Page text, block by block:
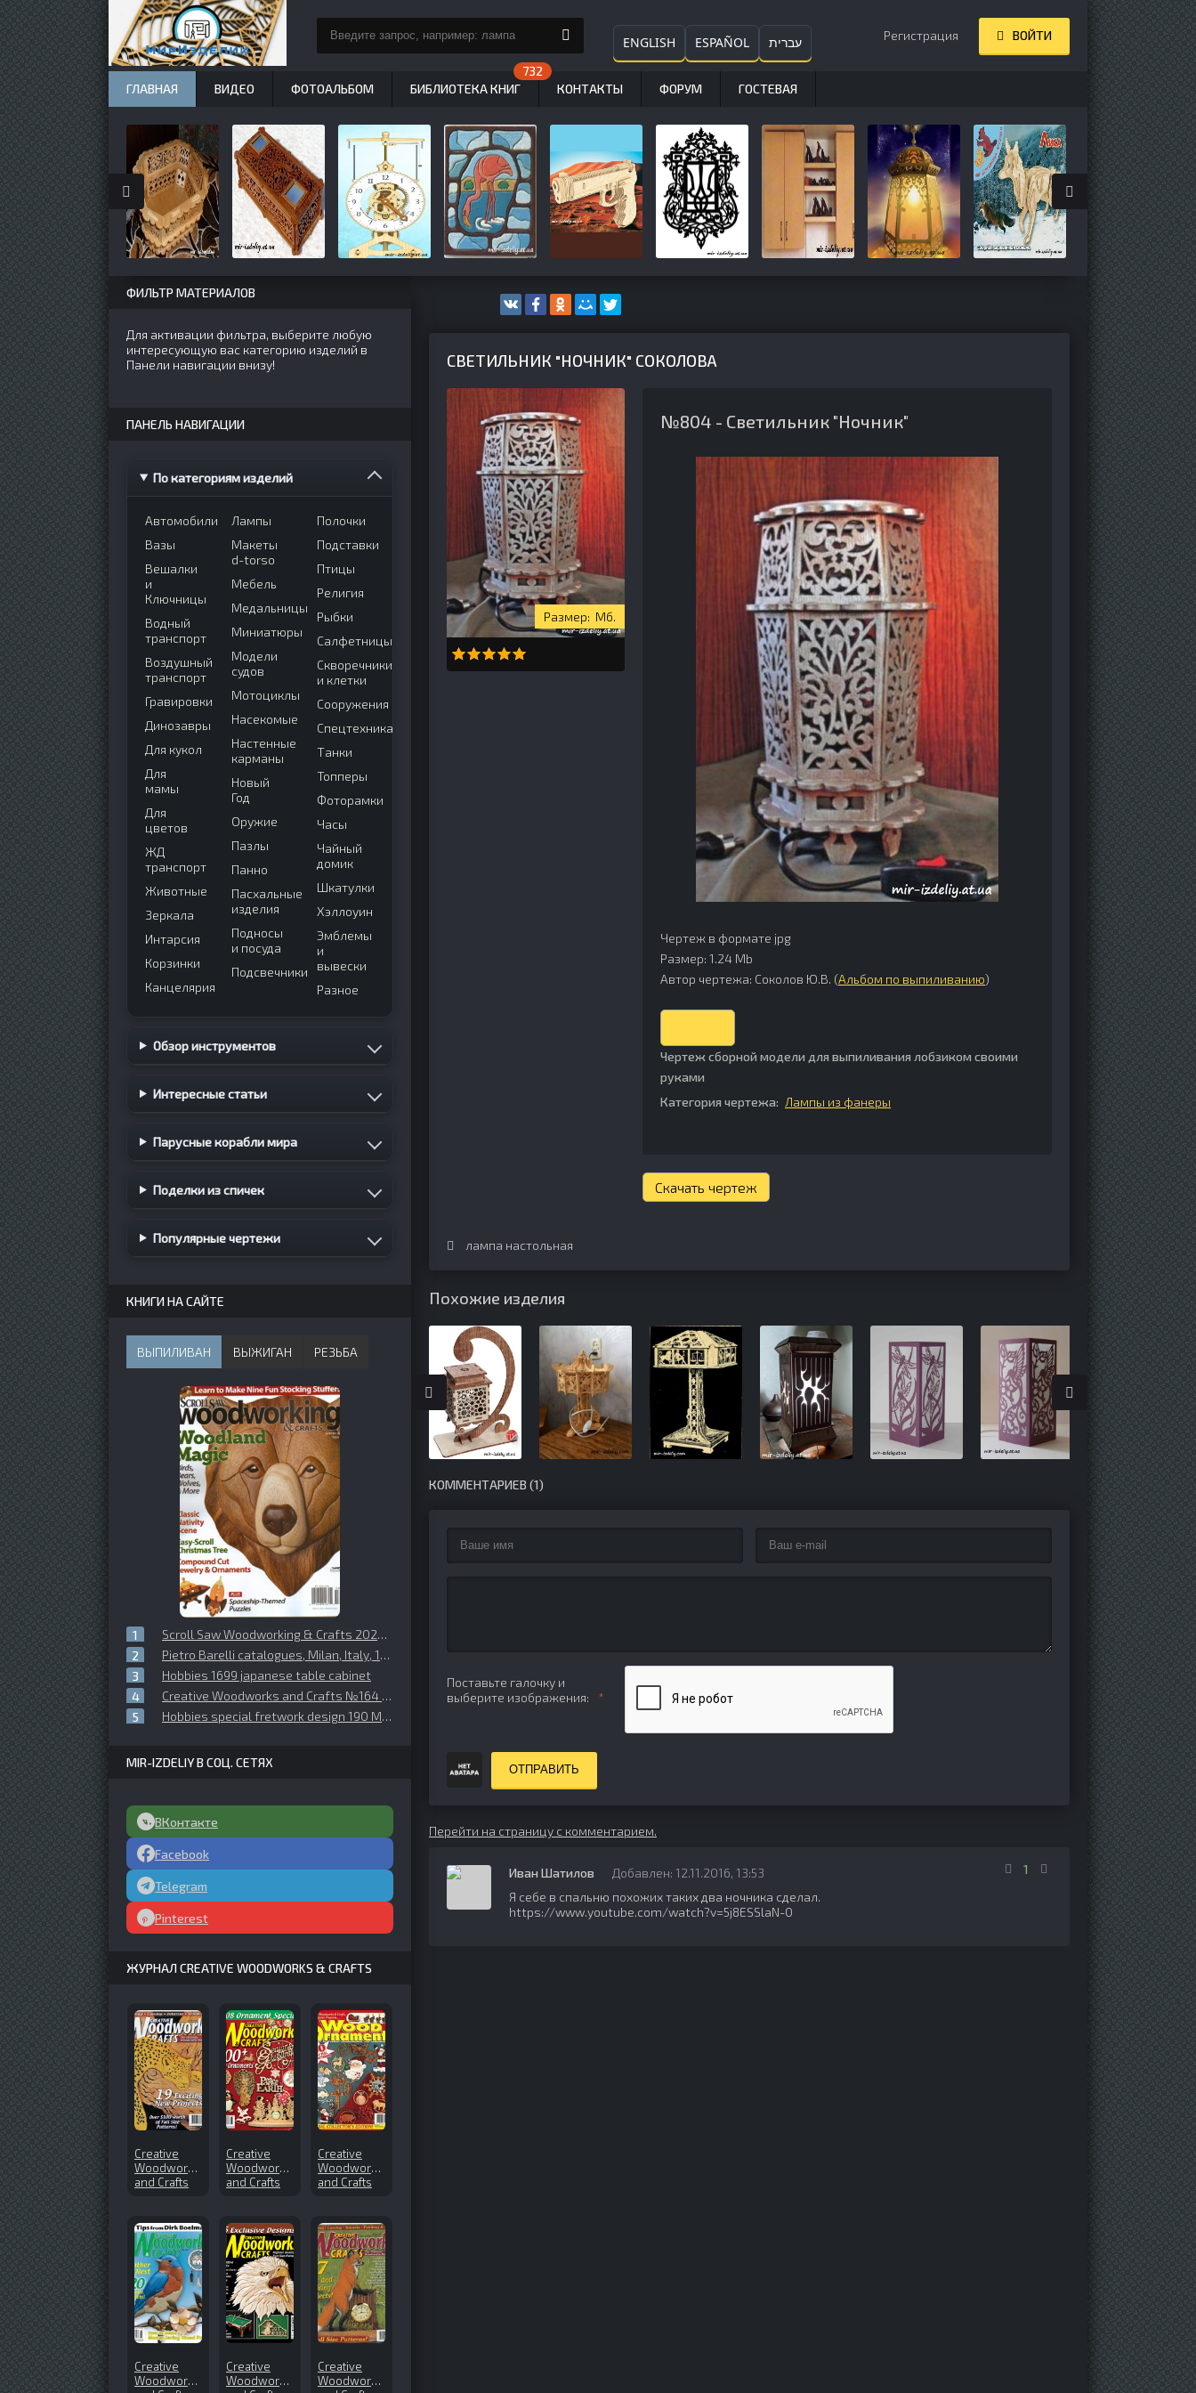
СВЕТИЛЬНИК "НОЧНИК" СОКОЛОВА
Мб.
№804 - Светильник "Ночник"
Чертеж в формате jpg
Размер: 1.24 Mb
Автор чертежа: Соколов Ю.В. (Альбом по выпиливанию)
Чертеж сборной модели для выпиливания лобзиком своими
руками
Категория чертежа: Лампы из фанеры
Скачать чертеж
лампа настольная
Похожие изделия
КОММЕНТАРИЕВ (1)
Поставьте галочку и
выберите изображения:
ОТПРАВИТЬ
Перейти на страницу с комментарием.
Иван Шатилов Добавлен: 12.11.2016, 13:53
1
Я себе в спальню похожих таких два ночника сделал.
https://www.youtube.com/watch?v=5j8ESSlaN-0
ФИЛЬТР МАТЕРИАЛОВ
Для активации фильтра, выберите любую
интересующую вас категорию изделий в
Панели навигации внизу!
ПАНЕЛЬ НАВИГАЦИИ
По категориям изделий
Автомобили
Вазы
Вешалки
и
Ключницы
Водный
транспорт
Воздушный
транспорт
Гравировки
Динозавры
Для кукол
Для
мамы
Для
цветов
ЖД
транспорт
Животные
Зеркала
Интарсия
Корзинки
Канцелярия
Лампы
Макеты
d-torso
Мебель
Медальницы
Миниатюры
Модели
судов
Мотоциклы
Насекомые
Настенные
карманы
Новый
Год
Оружие
Пазлы
Панно
Пасхальные
изделия
Подносы
и посуда
Подсвечники
Полочки
Подставки
Птицы
Религия
Рыбки
Салфетницы
Скворечники
и клетки
Сооружения
Спецтехника
Танки
Топперы
Фоторамки
Часы
Чайный
домик
Шкатулки
Хэллоуин
Эмблемы
и
вывески
Разное
Обзор инструментов
Интересные статьи
Парусные корабли мира
Поделки из спичек
Популярные чертежи
КНИГИ НА САЙТЕ
ВЫПИЛИВАН ВЫЖИГАН РЕЗЬБА
Scroll Saw Woodworking & Crafts 2020 №081 Winter
Pietro Barelli catalogues, Milan, Italy, 1906 2я часть
Hobbies 1699 japanese table cabinet
Creative Woodworks and Crafts №164 (2012-05)
Hobbies special fretwork design 190 Model of Canadian Pacific Liner Empress of Britain
MIR-IZDELIY В СОЦ. СЕТЯХ
ВКонтакте
Facebook
Telegram
Pinterest
ЖУРНАЛ CREATIVE WOODWORKS & CRAFTS
Creative
Woodworks
and Crafts
Creative
Woodworks
and Crafts
Creative
Woodworks
and Crafts
Creative
Woodworks
Creative
Woodworks
Creative
Woodworks
ENGLISH ESPAÑOL עברית Регистрация ВОЙТИ
ГЛАВНАЯ ВИДЕО ФОТОАЛЬБОМ БИБЛИОТЕКА КНИГ КОНТАКТЫ ФОРУМ ГОСТЕВАЯ